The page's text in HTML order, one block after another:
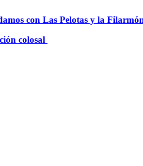
con Las Pelotas y la
colosal